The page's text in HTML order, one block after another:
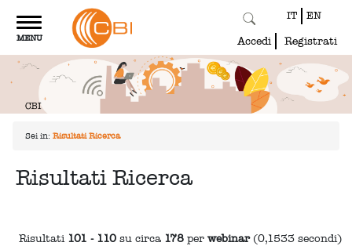
Toggle
navigation
MENU
IT EN
Accedi Registrati
Sei in: Risultati Ricerca
Risultati Ricerca
Risultati 101 - 110 su circa 178perwebinar (0,1533 secondi)